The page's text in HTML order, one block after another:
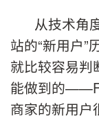
从技术角
站的“新用户”
就比较容易判
能做到的
商家的新用户